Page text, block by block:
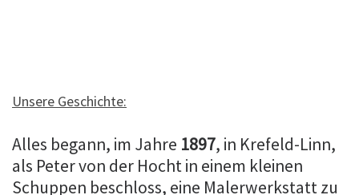
Unsere Geschichte:
Alles begann, im Jahre 1897, in Krefeld-Linn,
als Peter von der Hocht in einem kleinen
Schuppen beschloss, eine Malerwerkstatt zu